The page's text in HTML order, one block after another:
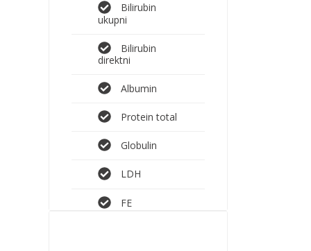
Bilirubin
ukupni
Bilirubin
direktni
Albumin
Protein total
Globulin
LDH
FE